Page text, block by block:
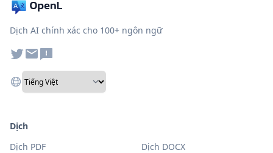
Dịch AI chính xác cho 100+ ngôn ngữ
Dịch
Dịch PDF
Dịch DOCX